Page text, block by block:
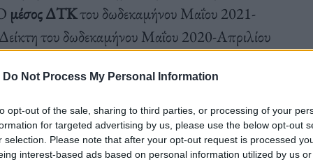
Do Not Process My Personal Information
opt-out of the sale, sharing to third parties, or processing of your
for targeted advertising by us, please use the below opt-out
selection. Please note that after your opt-out request is processed
interest-based ads based on personal information utilized by us
μέσος ΔΤΚτου δωδεκαμήνου Μαΐου 2021-
του δωδεκαμήνου Μαΐου 2020-Απριλίου
2021 με το δωδεκάμηνο Μαΐου 2019-